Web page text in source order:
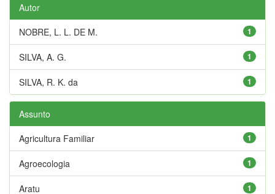
Autor
1
NOBRE, L. L. DE M.
1
SILVA, A. G.
1
SILVA, R. K. da
Assunto
1
Agricultura Familiar
1
Agroecologia
1
Aratu